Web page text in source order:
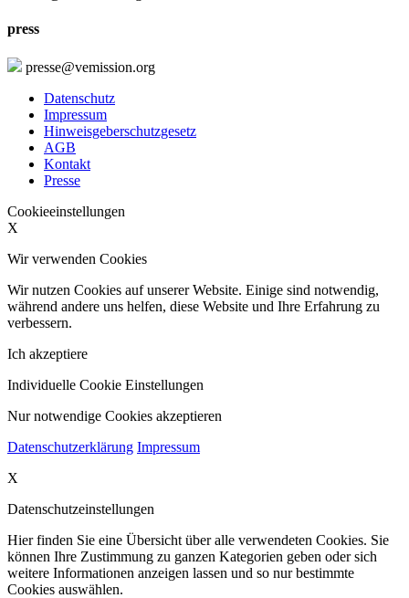
press
presse@vemission.org
Datenschutz
Impressum
Hinweisgeberschutzgesetz
AGB
Kontakt
Presse
Cookieeinstellungen
X
Wir verwenden Cookies
Wir nutzen Cookies auf unserer Website. Einige sind notwendig,
während andere uns helfen, diese Website und Ihre Erfahrung zu
verbessern.
Ich akzeptiere
Individuelle Cookie Einstellungen
Nur notwendige Cookies akzeptieren
Datenschutzerklärung Impressum
X
Datenschutzeinstellungen
Hier finden Sie eine Übersicht über alle verwendeten Cookies. Sie
können Ihre Zustimmung zu ganzen Kategorien geben oder sich
weitere Informationen anzeigen lassen und so nur bestimmte
Cookies auswählen.